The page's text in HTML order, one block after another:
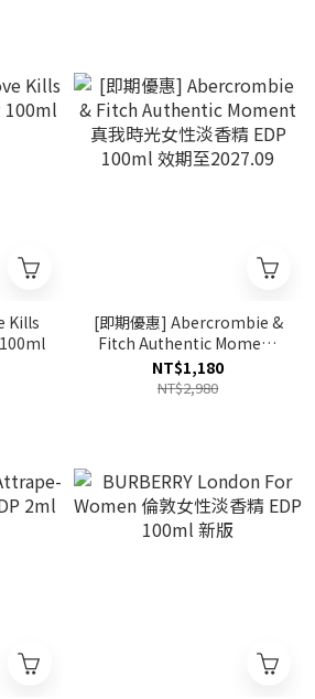
Kills
[即期優惠] Abercrombie &
Fitch Authentic Moment
真我時光女性淡香精 EDP
100ml 效期至2027.09
NT$1,180
NT$2,980